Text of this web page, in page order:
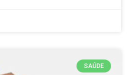
SAÚDE